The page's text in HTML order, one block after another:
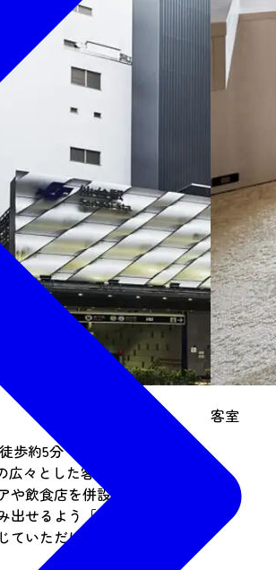
客室
歩約5分で利便性の高い好立
広々とした客室で、館内にはコ
や飲食店を併設。旅の出発に
せるよう「くつろぎ」と
ていただけるご滞在を提供い